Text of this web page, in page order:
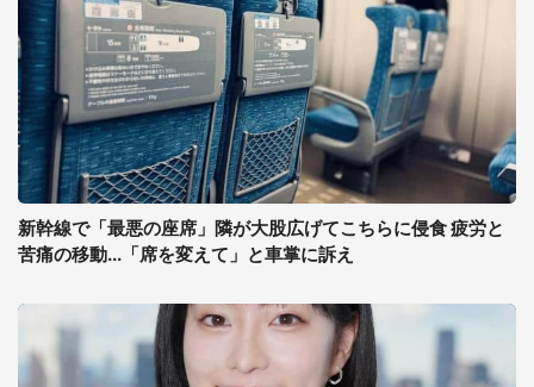
新幹線で「最悪の座席」隣が大股広げてこちらに侵食 疲労と
苦痛の移動...「席を変えて」と車掌に訴え